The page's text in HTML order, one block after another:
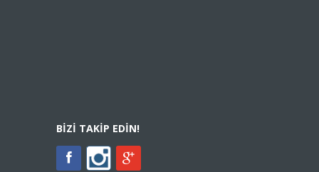
BIZI TAKIP EDIN!